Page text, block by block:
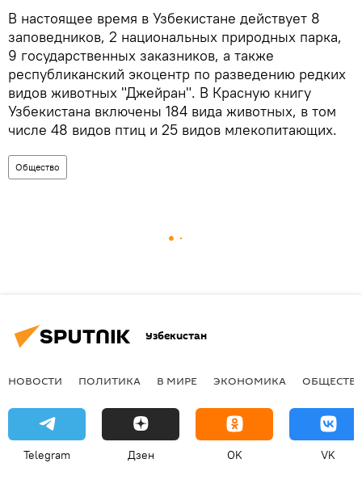
В настоящее время в Узбекистане действует 8
заповедников, 2 национальных природных парка,
9 государственных заказников, а также
республиканский экоцентр по разведению редких
видов животных "Джейран". В Красную книгу
Узбекистана включены 184 вида животных, в том
числе 48 видов птиц и 25 видов млекопитающих.
Общество
Узбекистан
НОВОСТИ ПОЛИТИКА В МИРЕ ЭКОНОМИКА
Telegram Дзен OK VK